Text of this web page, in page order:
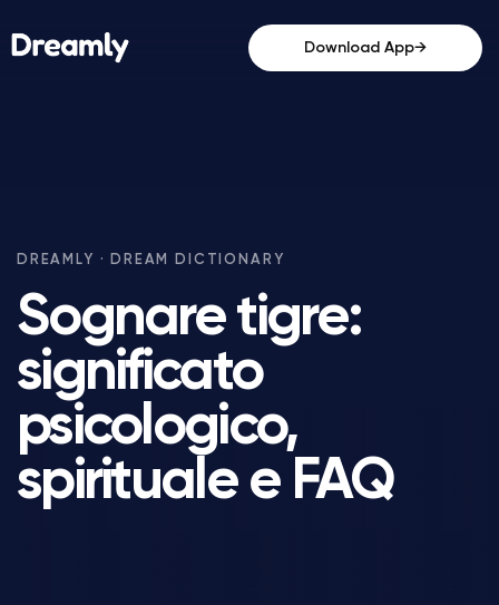
Download App→
Sognare tigre:
significato
psicologico,
spirituale e FAQ